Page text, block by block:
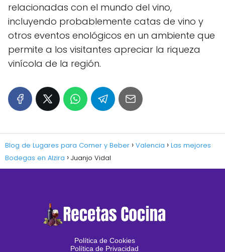
relacionadas con el mundo del vino,
incluyendo probablemente catas de vino y
otros eventos enológicos en un ambiente que
permite a los visitantes apreciar la riqueza
vinícola de la región.
Blog de Lugares para Comer y Beber Valencia
Las mejores
Bodegas en Alzira
Juanjo Vidal
Política de Cookies
Política de Privacidad